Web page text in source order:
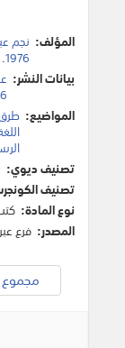
المؤلف: نجم
1976
.
بيانات النشر:
المواضيع:
تصنيف ديوي:
تصنيف
نوع المادة:
المصدر: فرع
مجموع